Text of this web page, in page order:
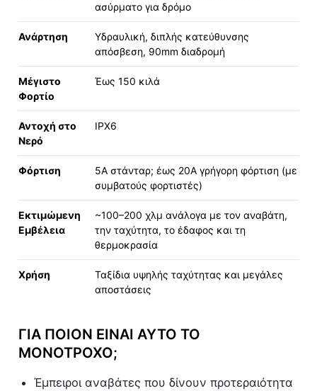
ασύρματο για δρόμο
Ανάρτηση
Υδραυλική, διπλής κατεύθυνσης
απόσβεση, 90mm διαδρομή
Μέγιστο
Φορτίο
Έως 150 κιλά
Αντοχή στο
Νερό
IPX6
Φόρτιση
5A στάνταρ; έως 20A γρήγορη φόρτιση (με
συμβατούς φορτιστές)
Εκτιμώμενη
Εμβέλεια
~100–200 χλμ ανάλογα με τον αναβάτη,
την ταχύτητα, το έδαφος και τη
θερμοκρασία
Χρήση
Ταξίδια υψηλής ταχύτητας και μεγάλες
αποστάσεις
ΓΙΑ ΠΟΙΟΝ ΕΊΝΑΙ ΑΥΤΌ ΤΟ
ΜΟΝΌΤΡΟΧΟ;
Έμπειροι αναβάτες που δίνουν προτεραιότητα